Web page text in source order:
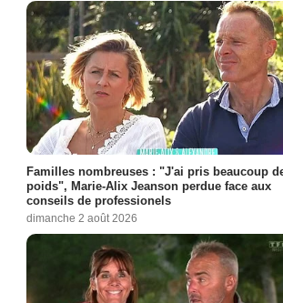
Familles nombreuses : "J'ai pris beaucoup
poids", Marie-Alix Jeanson perdue face aux
conseils de professionels
dimanche 2 août 2026